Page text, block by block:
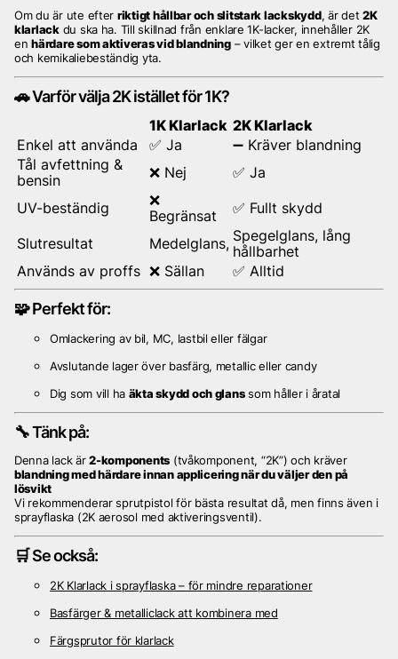
Om du är ute efter riktigt hållbar och slitstark lackskydd, är det2K
klarlackdu ska ha. Till skillnad från enklare 1K-lacker, innehåller 2K
enhärdare som aktiveras vid blandning– vilket ger en extremt tålig
och kemikaliebeständig yta.
🚗 Varför välja 2K istället för 1K?
1K Klarlack 2K Klarlack
Enkel att använda
✅ Ja
➖ Kräver blandning
Tål avfettning &
bensin
❌ Nej
✅ Ja
UV-beständig
❌
Begränsat
✅ Fullt skydd
Slutresultat
Medelglans, Spegelglans, lång
hållbarhet
Används av proffs ❌ Sällan ✅ Alltid
🧩 Perfekt för:
Omlackering av bil, MC, lastbil eller fälgar
Avslutande lager över basfärg, metallic eller candy
Dig som vill ha äkta skydd och glanssom håller i åratal
🔧 Tänk på:
Denna lack är2-komponents (tvåkomponent, “2K”) och kräver
blandning med härdare innan applicering när du väljer den på
lösvikt
Vi rekommenderar sprutpistol för bästa resultat då, men finns även i
sprayflaska (2K aerosol med aktiveringsventil).
🛒 Se också:
2K Klarlack i sprayflaska – för mindre reparationer
Basfärger & metalliclack att kombinera med
Färgsprutor för klarlack